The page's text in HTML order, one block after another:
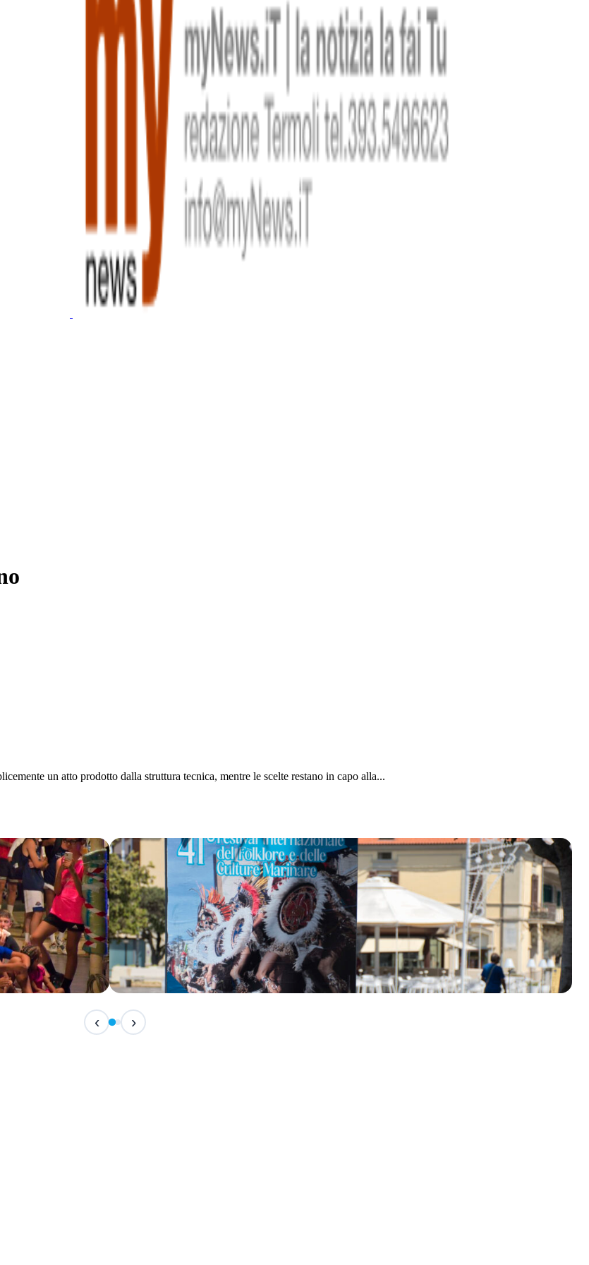
un atto prodotto dalla struttura tecnica, mentre le scelte restano in capo alla...
IN ARRIVO
Festival Internazionale del Folklore - 41ª edizione
‹ ›